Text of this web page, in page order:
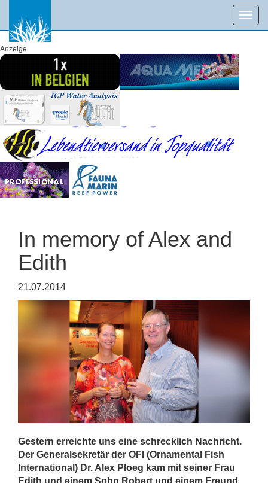
Anzeige
In memory of Alex and
Edith
21.07.2014
Gestern erreichte uns eine schrecklich Nachricht.
Der Generalsekretär der OFI (Ornamental Fish
International) Dr. Alex Ploeg kam mit seiner Frau